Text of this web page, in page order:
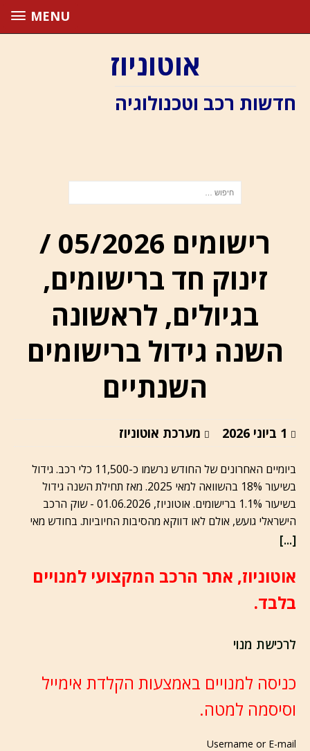
MENU
אוטוניוז
חדשות רכב וטכנולוגיה
רישומים 05/2026 /
זינוק חד ברישומים,
בגיולים, לראשונה
השנה גידול ברישומים
השנתיים
1 ביוני 2026 מערכת אוטוניוז
ביומיים האחרונים של החודש נרשמו כ-11,500 כלי רכב. גידול
בשיעור 18% בהשוואה למאי 2025. מאז תחילת השנה גידול
בשיעור 1.1% ברישומים. אוטוניוז, 01.06.2026 - שוק הרכב
הישראלי גועש, אולם לאו דווקא מהסיבות החיוביות. בחודש מאי
[...]
אוטוניוז, אתר הרכב המקצועי למנויים
בלבד.
לרכישת מנוי
כניסה למנויים באמצעות הקלדת אימייל
וסיסמה למטה.
Username or E-mail